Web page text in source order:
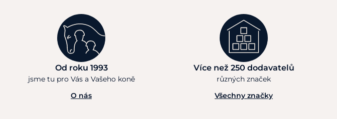
Od roku 1993
jsme tu pro Vás a Vašeho koně
O nás
Více než 250 dodavatelů
různých značek
Všechny značky